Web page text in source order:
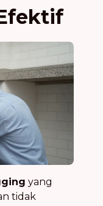
yang
tidak